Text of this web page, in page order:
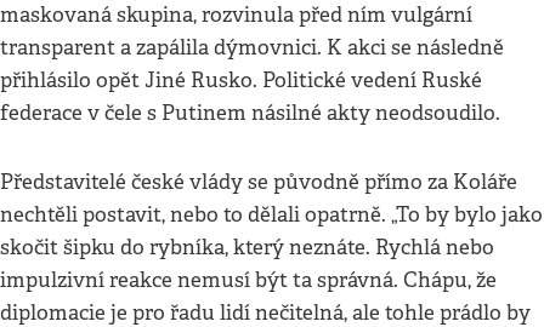
maskovaná skupina, rozvinula před ním vulgární
transparent a zapálila dýmovnici. K akci se následně
přihlásilo opět Jiné Rusko. Politické vedení Ruské
federace v čele s Putinem násilné akty neodsoudilo.
Představitelé české vlády se původně přímo za Koláře
nechtěli postavit, nebo to dělali opatrně. „To by bylo jako
skočit šipku do rybníka, který neznáte. Rychlá nebo
impulzivní reakce nemusí být ta správná. Chápu, že
diplomacie je pro řadu lidí nečitelná, ale tohle prádlo by